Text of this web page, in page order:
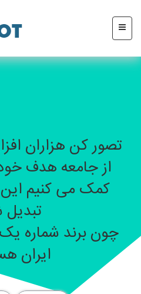
تصور کن هزاران
از جامعه هدف
کمک می کنیم
چون برند شماره یک
ایران